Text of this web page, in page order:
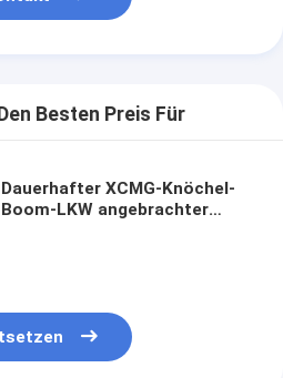
Besten Preis Für
Dauerhafter XCMG-Knöchel-
Boom-LKW angebrachter